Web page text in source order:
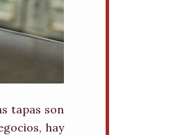
tapas son
hay